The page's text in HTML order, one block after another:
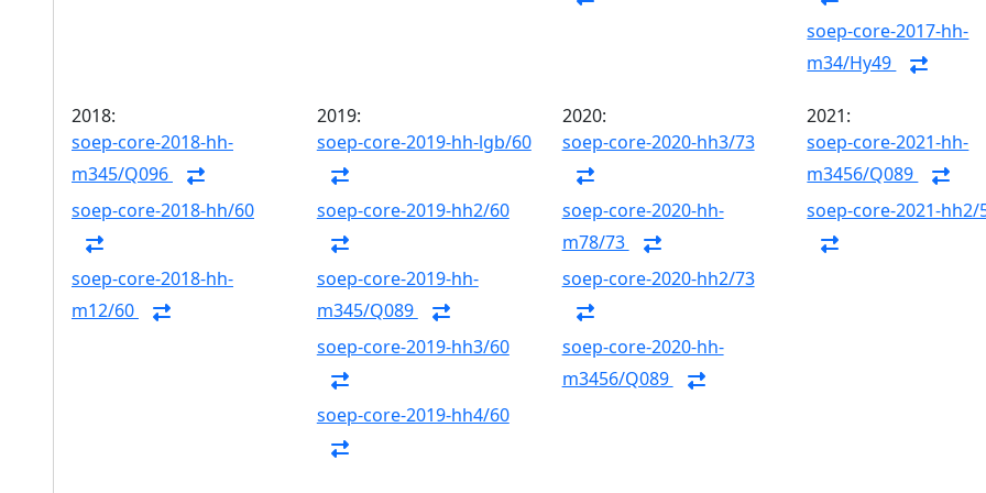
soep-core-2017-hh-
m34/Hy49
2018:
soep-core-2018-hh-
m345/Q096
soep-core-2018-hh/60
soep-core-2018-hh-
m12/60
2019:
soep-core-2019-hh-lgb/60
soep-core-2019-hh2/60
soep-core-2019-hh-
m345/Q089
soep-core-2019-hh3/60
soep-core-2019-hh4/60
2020:
soep-core-2020-hh3/73
soep-core-2020-hh-
m78/73
soep-core-2020-hh2/73
soep-core-2020-hh-
m3456/Q089
2021:
soep-core-2021-hh-
m3456/Q089
soep-core-2021-hh2/